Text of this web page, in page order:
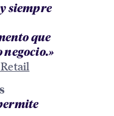
siempre
que
negocio.»